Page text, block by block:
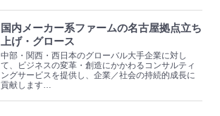
国内メーカー系ファームの名古屋拠点立ち
上げ・グロース
中部・関西・西日本のグローバル大手企業に対し
て、ビジネスの変革・創造にかかわるコンサルティ
ングサービスを提供し、企業／社会の持続的成長に
貢献します…